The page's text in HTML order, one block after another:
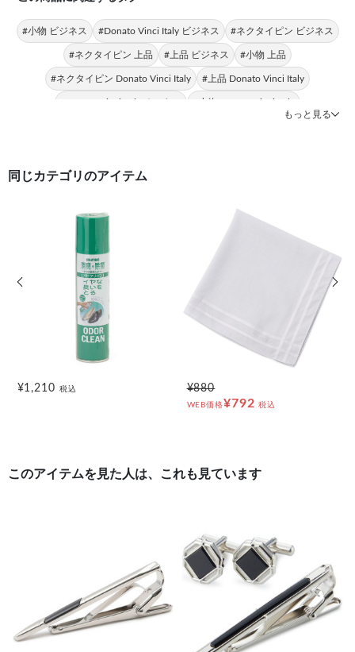
#小物 ビジネス #Donato Vinci Italy ビジネス #ネクタイピン ビジネス
#ネクタイピン 上品 #上品 ビジネス #小物 上品
#ネクタイピン Donato Vinci Italy #上品 Donato Vinci Italy
#Donato Vinci Italy オニキス
#小物 Donato Vinci Italy
もっと見る
同じカテゴリのアイテム
¥1,210税込 ¥880
WEB価格¥792 税込
前の画像 次の
このアイテムを見た人は、これも見ています